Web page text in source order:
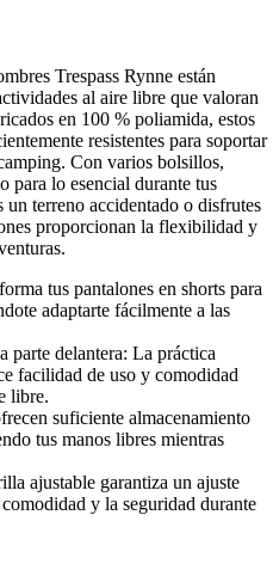
Trespass Rynne están
al aire libre que valoran
en 100 % poliamida, estos
resistentes para soportar
Con varios bolsillos,
para lo esencial durante tus
un terreno accidentado o disfrutes
proporcionan la flexibilidad y
tus pantalones en shorts para
adaptarte fácilmente a las
parte delantera: La práctica
facilidad de uso y comodidad
libre.
suficiente almacenamiento
tus manos libres mientras
ajustable garantiza un ajuste
y la seguridad durante